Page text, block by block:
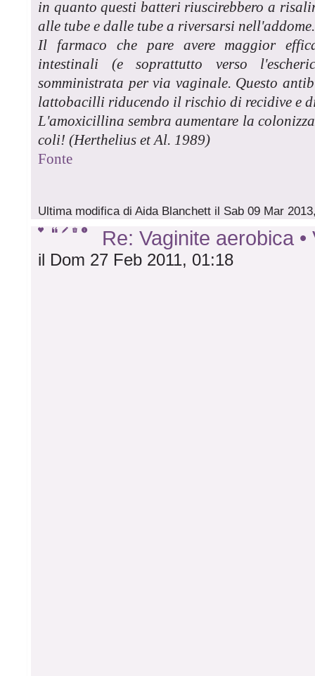
in quanto questi batteri riuscirebbero a
alle tube e dalle tube a riversarsi nell'addome.
Il farmaco che pare avere maggior
intestinali (e soprattutto verso
somministrata per via vaginale. Questo
lattobacilli riducendo il rischio di recidive e
L'amoxicillina sembra aumentare la
coli! (Herthelius et Al. 1989)
Fonte
Ultima modifica di Aida Blanchett il Sab 09 Mar
Re: Vaginite aerobica
il Dom 27 Feb 2011, 01:18